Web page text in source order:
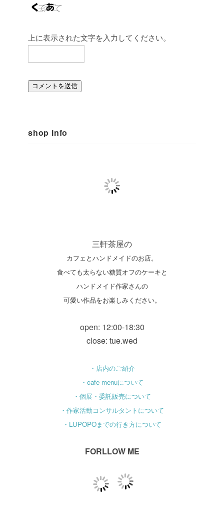
上に表示された文字を入力してください。
shop info
三軒茶屋の
カフェとハンドメイドのお店。
食べても太らない糖質オフのケーキと
ハンドメイド作家さんの
可愛い作品をお楽しみください。
open: 12:00-18:30
close: tue.wed
・店内のご紹介
・cafe menuについて
・個展・委託販売について
・作家活動コンサルタントについて
・LUPOPOまでの行き方について
FORLLOW ME